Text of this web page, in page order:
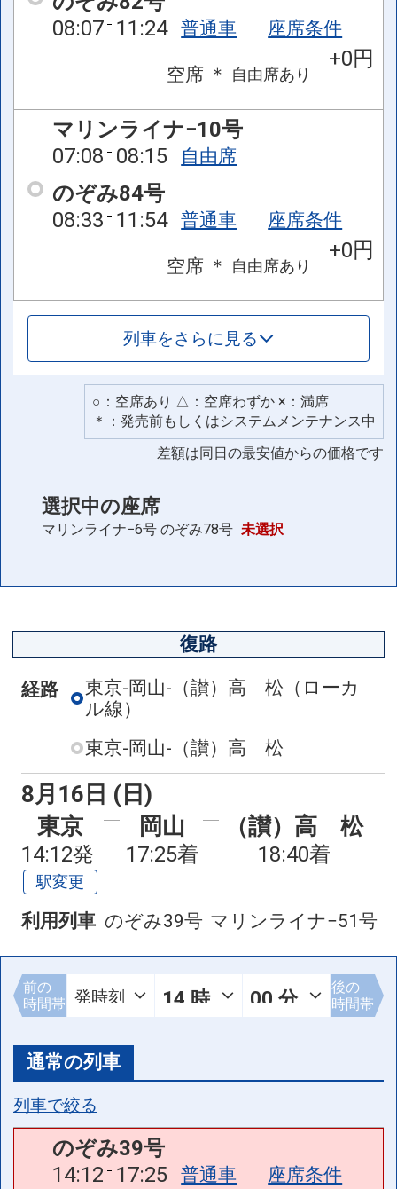
08:07 11:24 普通車 座席条件
空席 ＊ 自由席あり
+0円
マリンライナ−10号
07:08 08:15 自由席
のぞみ84号
08:33 11:54 普通車 座席条件
空席 ＊ 自由席あり
+0円
列車をさらに見る
○：空席あり △：空席わずか ×：満席
＊：発売前もしくはシステムメンテナンス中
差額は同日の最安値からの価格です
選択中の座席
マリンライナ−6号 のぞみ78号 未選択
復路
経路 東京-岡山-（讃）高 松 （ローカ
ル線）
東京-岡山-（讃）高 松
8月16日 (日)
東京
14:12発
駅変更
岡山
17:25着
（讃）高 松
18:40着
利用列車 のぞみ39号 マリンライナ−51号
前の
時間帯
後の
時間帯
通常の列車
列車で絞る
のぞみ39号
14:12 17:25 普通車 座席条件